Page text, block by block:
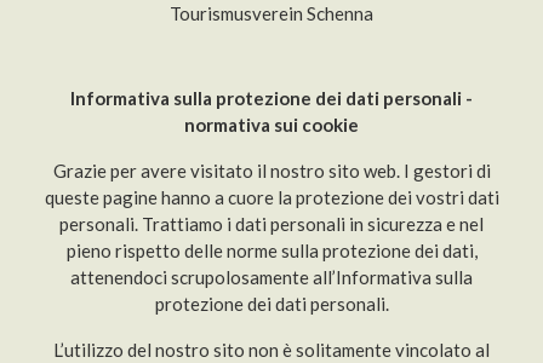
Tourismusverein Schenna
Informativa sulla protezione dei dati personali -
normativa sui cookie
Grazie per avere visitato il nostro sito web. I gestori di
queste pagine hanno a cuore la protezione dei vostri dati
personali. Trattiamo i dati personali in sicurezza e nel
pieno rispetto delle norme sulla protezione dei dati,
attenendoci scrupolosamente all’Informativa sulla
protezione dei dati personali.
L’utilizzo del nostro sito non è solitamente vincolato al